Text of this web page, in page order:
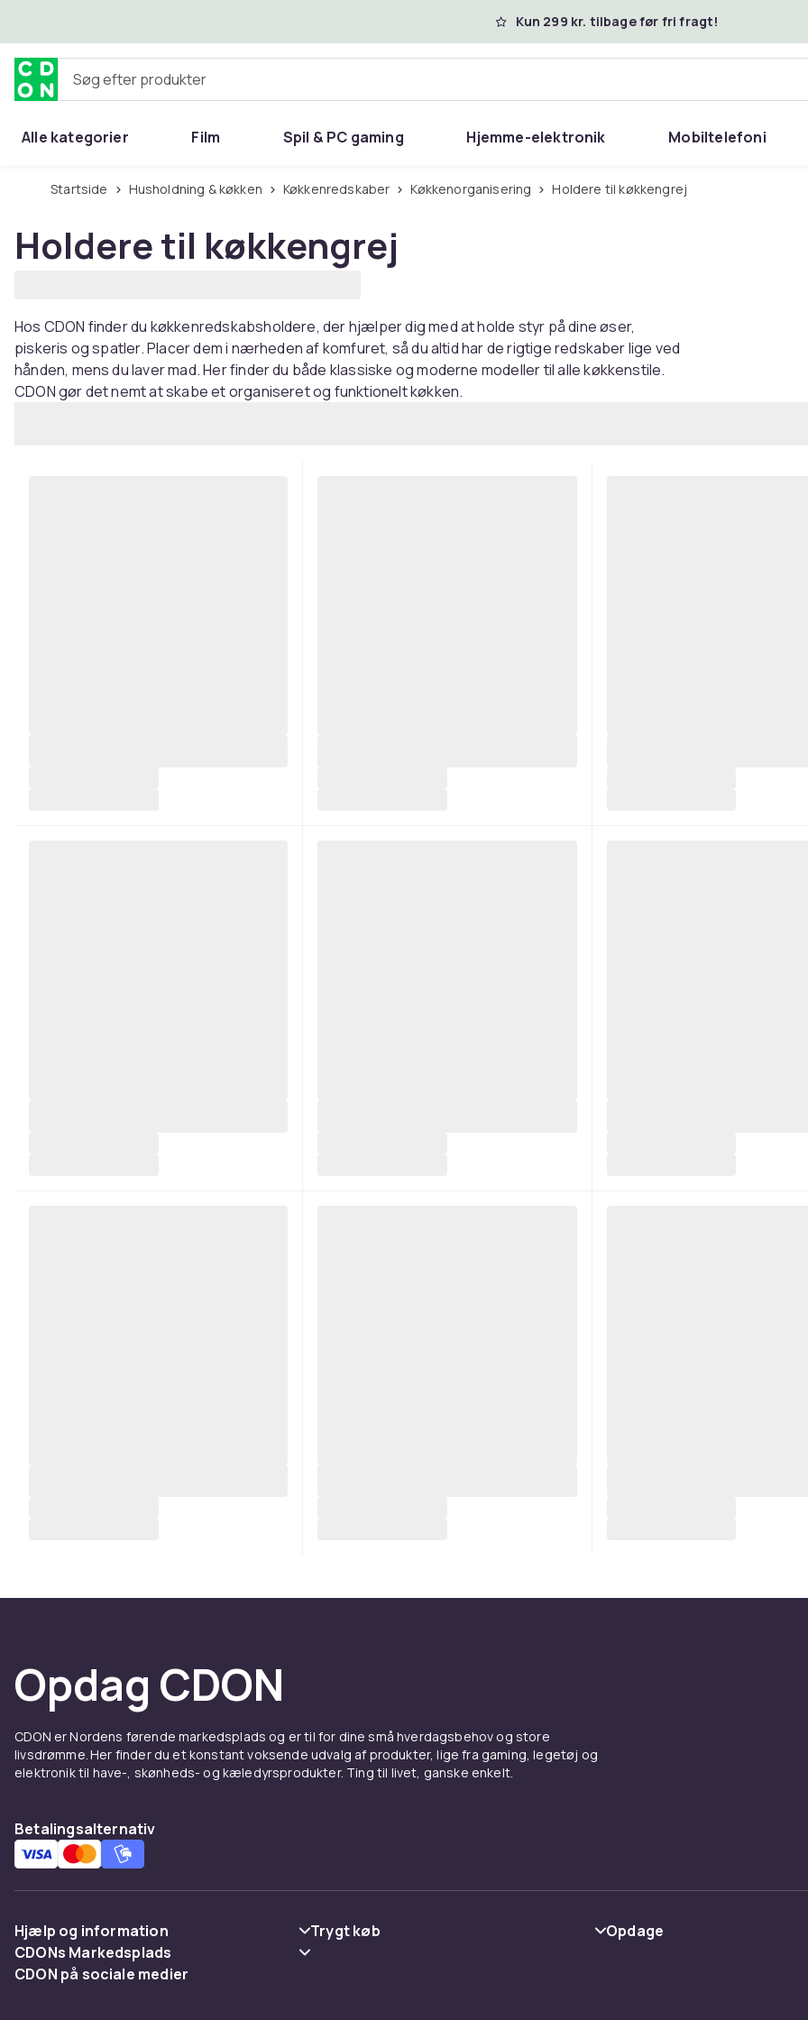
Kun 299 kr. tilbage før fri fragt!
Søg efter produkter
Alle kategorier Film Spil & PC gaming Hjemme-elektronik Mobiltelefoni
Hjem & have
Startside Husholdning & køkken Køkkenredskaber Køkkenorganisering Holdere til køkkengrej
Holdere til køkkengrej
Hos CDON finder du køkkenredskabsholdere, der hjælper dig med at holde styr på dine øser,
piskeris og spatler. Placer dem i nærheden af ​​komfuret, så du altid har de rigtige redskaber lige ved
hånden, mens du laver mad. Her finder du både klassiske og moderne modeller til alle køkkenstile.
CDON gør det nemt at skabe et organiseret og funktionelt køkken.
Opdag CDON
CDON er Nordens førende markedsplads og er til for dine små hverdagsbehov og store
livsdrømme. Her finder du et konstant voksende udvalg af produkter, lige fra gaming, legetøj og
elektronik til have-, skønheds- og kæledyrsprodukter. Ting til livet, ganske enkelt.
Betalingsalternativ
Hjælp og information
Ofte stillede spørgsmål
Trygt køb
Opdage
CDONs Markedsplads
Merchant Help Center
CDON på sociale medier